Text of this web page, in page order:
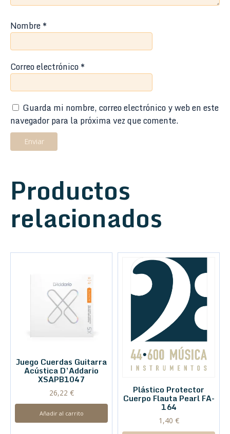
Nombre*
Correo electrónico*
Guarda mi nombre, correo electrónico y web en este
navegador para la próxima vez que comente.
Productos
relacionados
Juego Cuerdas Guitarra
Acústica D’Addario
XSAPB1047
26,22 €
Añadir al carrito
Plástico Protector
Cuerpo Flauta Pearl FA-
164
1,40 €